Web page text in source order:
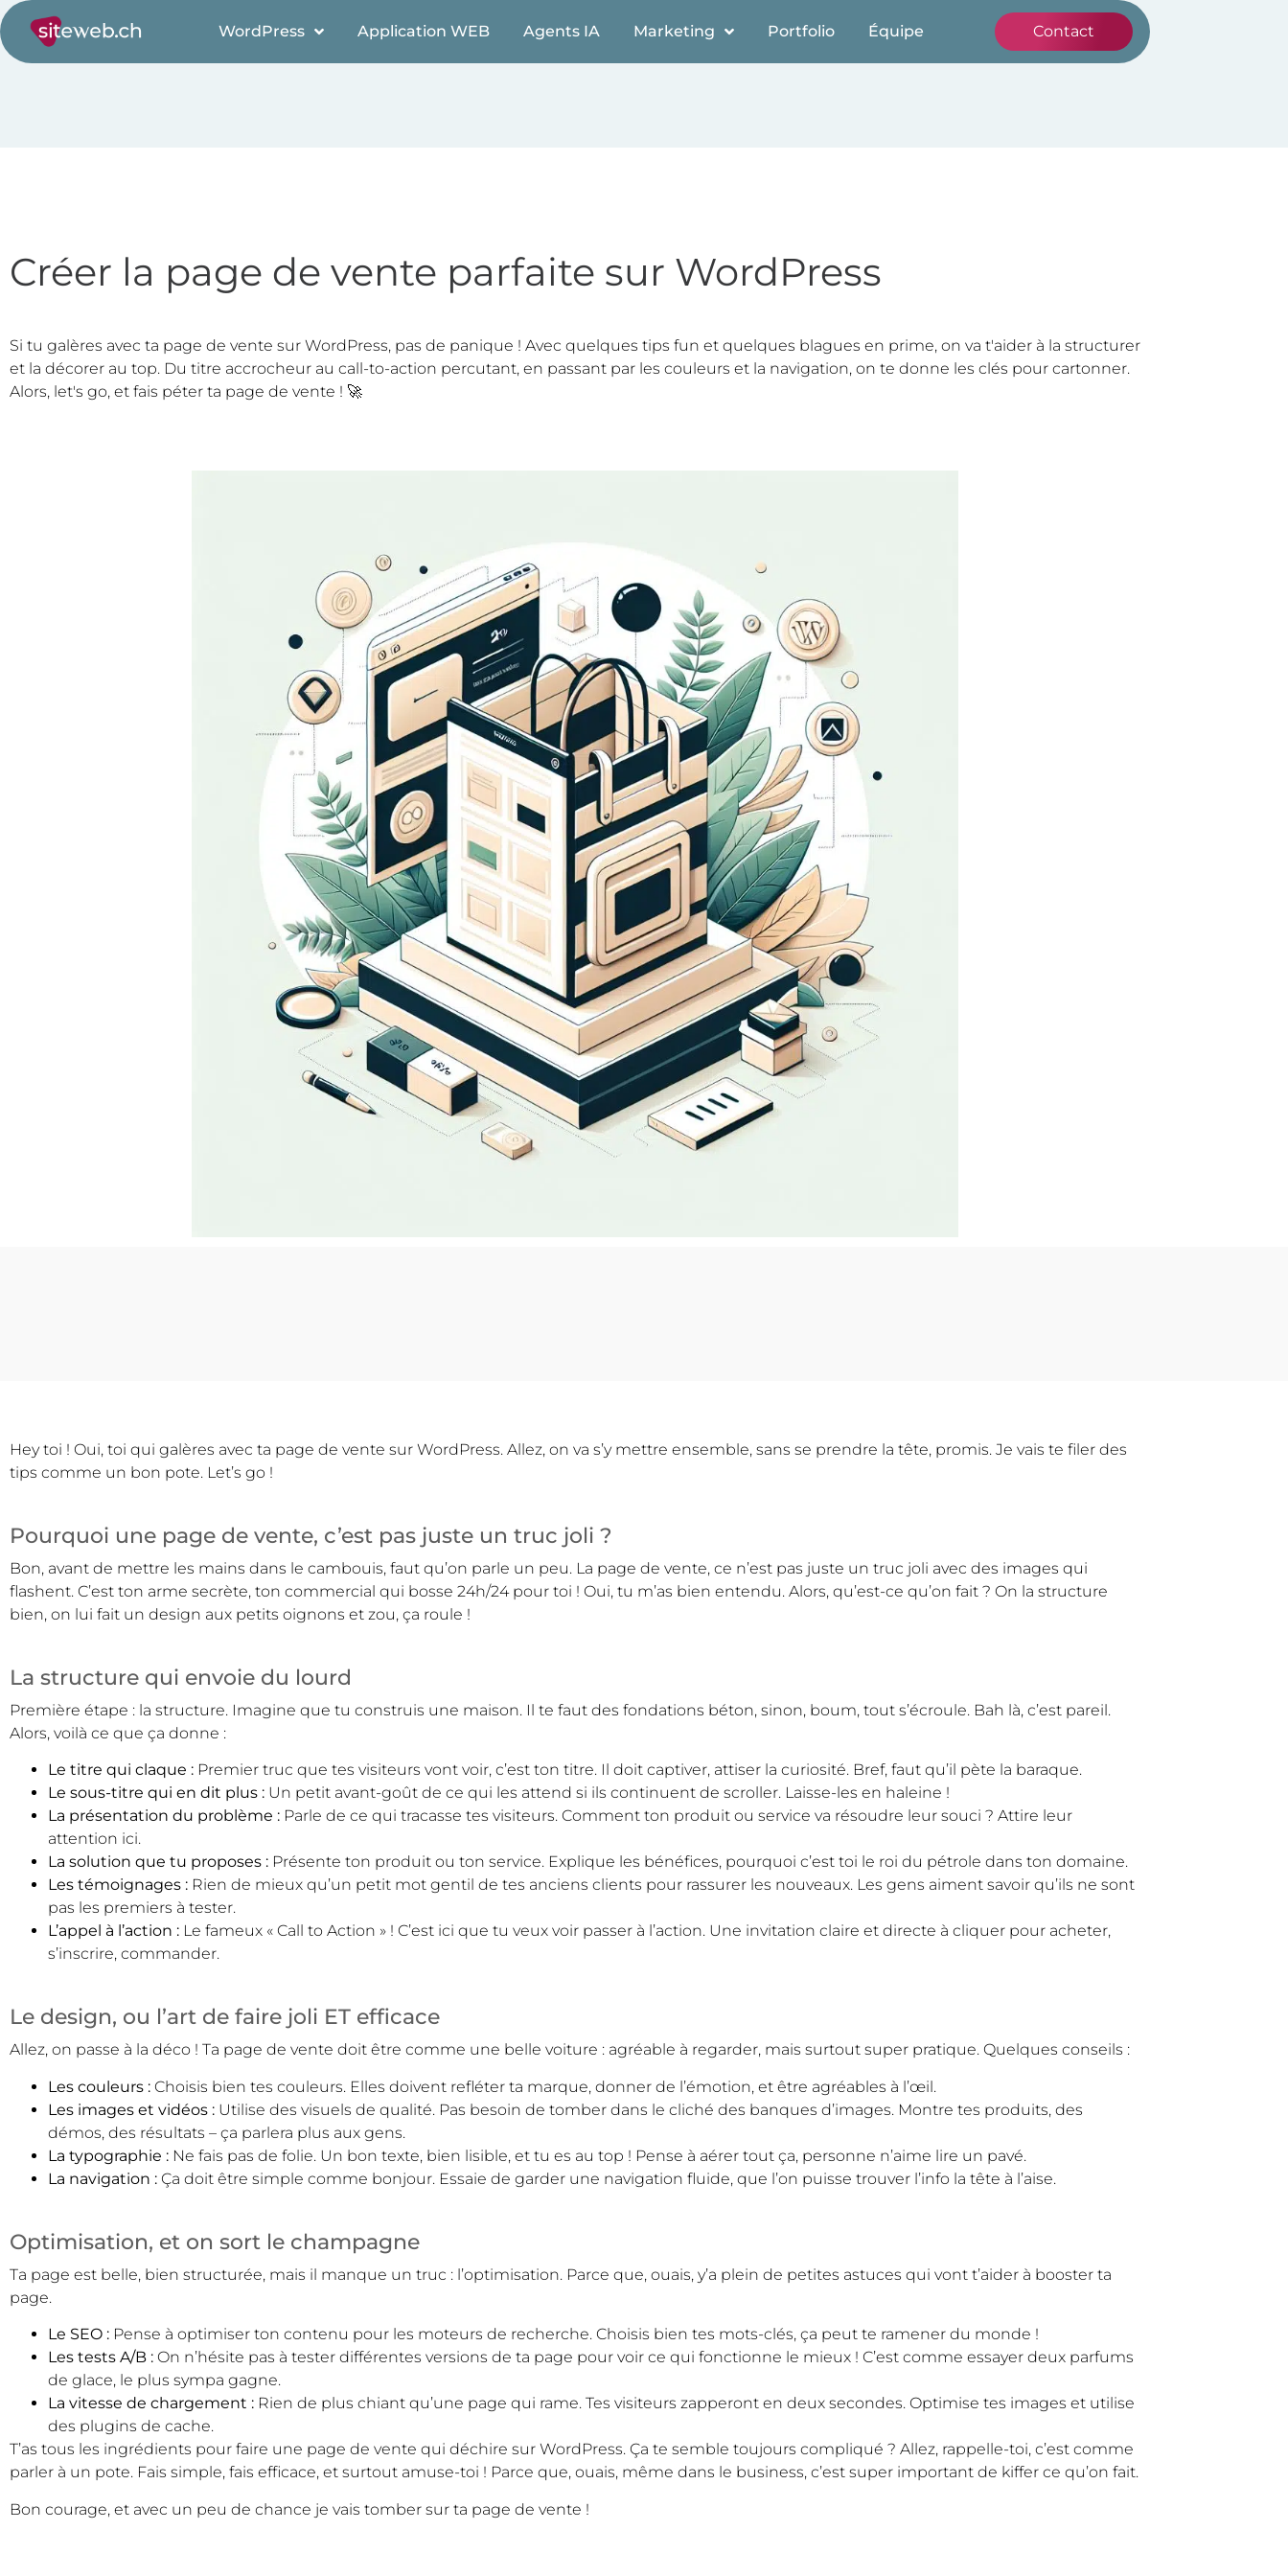
WordPress Application WEB Agents IA Marketing Portfolio Équipe Contact
Créer la page de vente parfaite sur WordPress
Si tu galères avec ta page de vente sur WordPress, pas de panique ! Avec quelques tips fun et quelques blagues en prime, on va t'aider à la structurer
et la décorer au top. Du titre accrocheur au call-to-action percutant, en passant par les couleurs et la navigation, on te donne les clés pour cartonner.
Alors, let's go, et fais péter ta page de vente ! 🚀
Hey toi ! Oui, toi qui galères avec ta page de vente sur WordPress. Allez, on va s’y mettre ensemble, sans se prendre la tête, promis. Je vais te filer des
tips comme un bon pote. Let’s go !
Pourquoi une page de vente, c’est pas juste un truc joli ?
Bon, avant de mettre les mains dans le cambouis, faut qu’on parle un peu. La page de vente, ce n’est pas juste un truc joli avec des images qui
flashent. C’est ton arme secrète, ton commercial qui bosse 24h/24 pour toi ! Oui, tu m’as bien entendu. Alors, qu’est-ce qu’on fait ? On la structure
bien, on lui fait un design aux petits oignons et zou, ça roule !
La structure qui envoie du lourd
Première étape : la structure. Imagine que tu construis une maison. Il te faut des fondations béton, sinon, boum, tout s’écroule. Bah là, c’est pareil.
Alors, voilà ce que ça donne :
Le titre qui claque : Premier truc que tes visiteurs vont voir, c’est ton titre. Il doit captiver, attiser la curiosité. Bref, faut qu’il pète la baraque.
Le sous-titre qui en dit plus : Un petit avant-goût de ce qui les attend si ils continuent de scroller. Laisse-les en haleine !
La présentation du problème : Parle de ce qui tracasse tes visiteurs. Comment ton produit ou service va résoudre leur souci ? Attire leur
attention ici.
La solution que tu proposes : Présente ton produit ou ton service. Explique les bénéfices, pourquoi c’est toi le roi du pétrole dans ton domaine.
Les témoignages : Rien de mieux qu’un petit mot gentil de tes anciens clients pour rassurer les nouveaux. Les gens aiment savoir qu’ils ne sont
pas les premiers à tester.
L’appel à l’action : Le fameux « Call to Action » ! C’est ici que tu veux voir passer à l’action. Une invitation claire et directe à cliquer pour acheter,
s’inscrire, commander.
Le design, ou l’art de faire joli ET efficace
Allez, on passe à la déco ! Ta page de vente doit être comme une belle voiture : agréable à regarder, mais surtout super pratique. Quelques conseils :
Les couleurs : Choisis bien tes couleurs. Elles doivent refléter ta marque, donner de l’émotion, et être agréables à l’œil.
Les images et vidéos : Utilise des visuels de qualité. Pas besoin de tomber dans le cliché des banques d’images. Montre tes produits, des
démos, des résultats – ça parlera plus aux gens.
La typographie : Ne fais pas de folie. Un bon texte, bien lisible, et tu es au top ! Pense à aérer tout ça, personne n’aime lire un pavé.
La navigation : Ça doit être simple comme bonjour. Essaie de garder une navigation fluide, que l’on puisse trouver l’info la tête à l’aise.
Optimisation, et on sort le champagne
Ta page est belle, bien structurée, mais il manque un truc : l’optimisation. Parce que, ouais, y’a plein de petites astuces qui vont t’aider à booster ta
page.
Le SEO : Pense à optimiser ton contenu pour les moteurs de recherche. Choisis bien tes mots-clés, ça peut te ramener du monde !
Les tests A/B : On n’hésite pas à tester différentes versions de ta page pour voir ce qui fonctionne le mieux ! C’est comme essayer deux parfums
de glace, le plus sympa gagne.
La vitesse de chargement : Rien de plus chiant qu’une page qui rame. Tes visiteurs zapperont en deux secondes. Optimise tes images et utilise
des plugins de cache.
T’as tous les ingrédients pour faire une page de vente qui déchire sur WordPress. Ça te semble toujours compliqué ? Allez, rappelle-toi, c’est comme
parler à un pote. Fais simple, fais efficace, et surtout amuse-toi ! Parce que, ouais, même dans le business, c’est super important de kiffer ce qu’on fait.
Bon courage, et avec un peu de chance je vais tomber sur ta page de vente !